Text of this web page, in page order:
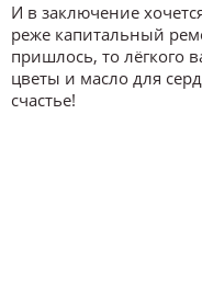
И в заключение
реже капитальный
пришлось, то лёгкого
цветы и масло для
счастье!